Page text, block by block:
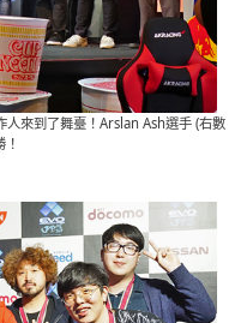
來到了舞臺！Arslan Ash選手 (右數